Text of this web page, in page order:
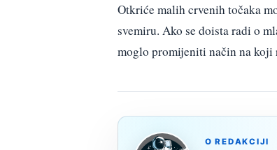
Otkriće malih crvenih točaka
svemiru. Ako se doista radi o
moglo promijeniti način na koji
O REDAKCIJI